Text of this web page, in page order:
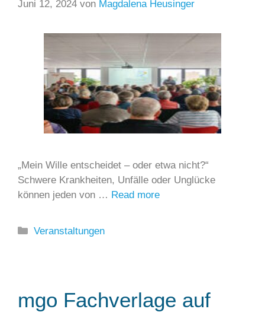
Juni 12, 2024 von Magdalena Heusinger
„Mein Wille entscheidet – oder etwa nicht?“
Schwere Krankheiten, Unfälle oder Unglücke
können jeden von … Read more
Kategorien
Veranstaltungen
mgo Fachverlage auf